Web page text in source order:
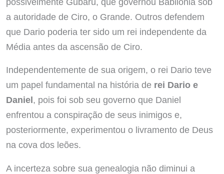
a autoridade de Ciro, o Grande. Outros defendem
que Dario poderia ter sido um rei independente da
Média antes da ascensão de Ciro.
Independentemente de sua origem, o rei Dario teve
um papel fundamental na história de rei Dario e
Daniel, pois foi sob seu governo que Daniel
enfrentou a conspiração de seus inimigos e,
posteriormente, experimentou o livramento de Deus
na cova dos leões.
A incerteza sobre sua genealogia não diminui a